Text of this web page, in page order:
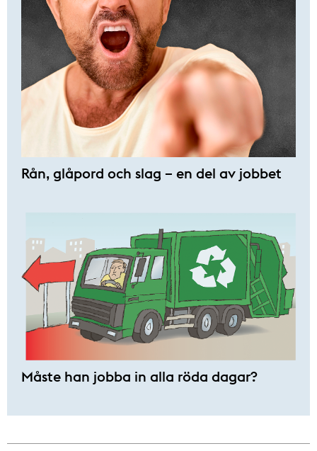
Rån, glåpord och slag – en del av jobbet
Måste han jobba in alla röda dagar?